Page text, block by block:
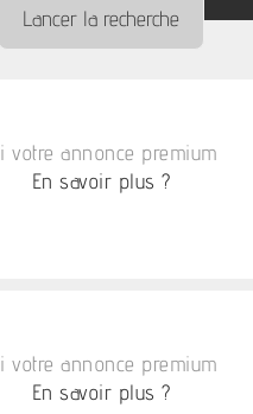
votre annonce premium
En savoir plus ?
votre annonce premium
En savoir plus ?